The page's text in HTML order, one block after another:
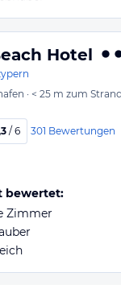
Hotel
· < 25 m zum
/ 6 301 Bewertungen
bewertet:
Zimmer